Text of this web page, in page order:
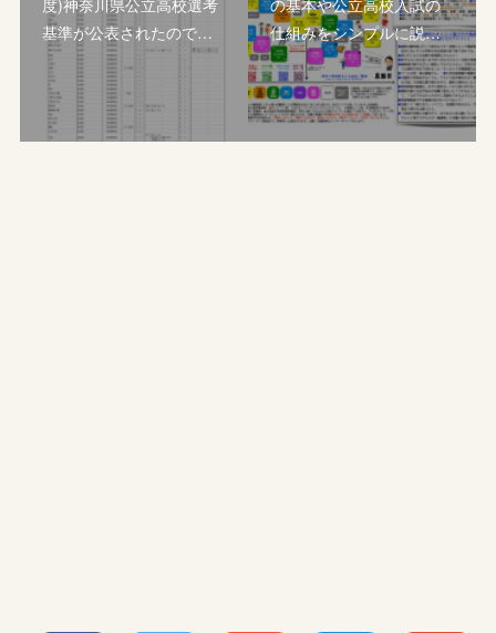
度)神奈川県公立高校選考
基準が公表されたので…
の基本や公立高校入試の
仕組みをシンプルに説…